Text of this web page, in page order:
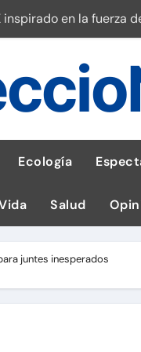
en la fuerza
impulsa la salud
por ignorar
al Perú en Toulouse
en cáncer a nivel
¡Descarga la app
Ecología
Salud
juntes inesperados